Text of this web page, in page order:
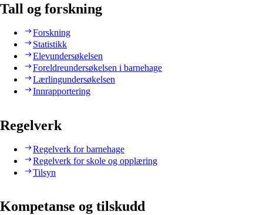
Tall og forskning
Forskning
Statistikk
Elevundersøkelsen
Foreldreundersøkelsen i barnehage
Lærlingundersøkelsen
Innrapportering
Regelverk
Regelverk for barnehage
Regelverk for skole og opplæring
Tilsyn
Kompetanse og tilskudd